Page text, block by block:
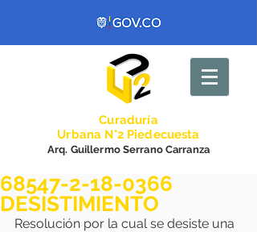
Curaduría
Urbana N°2 Piedecuesta
Arq. Guillermo Serrano Carranza
68547-2-18-0366
DESISTIMIENTO
Resolución por la cual se desiste una